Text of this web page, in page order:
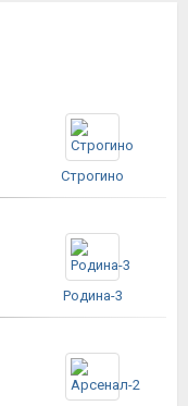
Строгино
Родина-3